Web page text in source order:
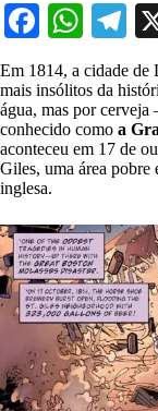
Fa
ce
bo
ok
W
ha
ts
A
pp
le
gr
a
m
Em 1814, a cidade de
mais insólitos da
água, mas por
conhecido como a
aconteceu em 17 de
Giles, uma área pobre
inglesa.